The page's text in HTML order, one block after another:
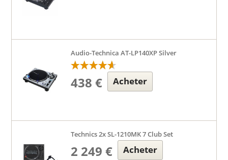
Audio-Technica AT-LP140XP Silver
438 € Acheter
Technics 2x SL-1210MK 7 Club Set
2 249 € Acheter